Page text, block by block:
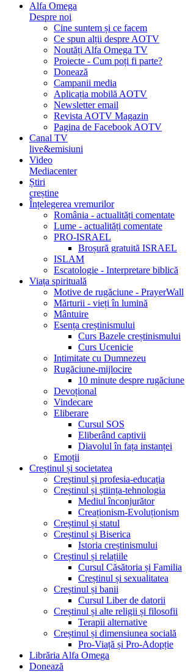
Alfa Omega
Despre noi
Cine suntem și ce facem
Ce spun alții despre AOTV
Noutăți Alfa Omega TV
Proiecte - Cum poți fi parte?
Donează
Campanii media
Aplicația mobilă AOTV
Newsletter email
Revista AOTV Magazin
Pagina de Facebook AOTV
Canal TV
live&emisiuni
Video
Mediacenter
Știri
creștine
Înțelegerea vremurilor
România - actualități comentate
Lume - actualități comentate
PRO-ISRAEL
Broșură gratuită ISRAEL
ISLAM
Escatologie - Interpretare biblică
Viața spirituală
Motive de rugăciune - PrayerWall
Mărturii - vieți în lumină
Mântuire
Esența creștinismului
Curs Bazele creștinismului
Curs Ucenicie
Intimitate cu Dumnezeu
Rugăciune-mijlocire
10 minute despre rugăciune
Devoțional
Vindecare
Eliberare
Cursul SOS
Eliberând captivii
Diavolul în fața instanței
Emoții
Creștinul și societatea
Creștinul și profesia-educația
Creștinul și știința-tehnologia
Mediul înconjurător
Creaționism-Evoluționism
Creștinul și statul
Creștinul și Biserica
Istoria creștinismului
Creștinul și relațiile
Cursul Căsătoria și Familia
Creștinul și sexualitatea
Creștinul și banii
Cursul Liber de datorii
Creștinul și alte religii și filosofii
Terapii alternative
Creștinul și dimensiunea socială
Pro-Viață și Pro-Adopție
Librăria Alfa Omega
Donează